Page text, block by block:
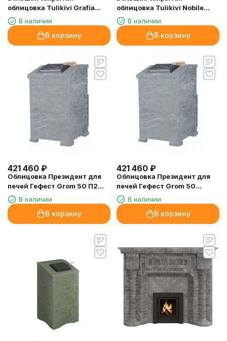
облицовка Tulikivi Grafia
Высота 1885мм, чугунная
дверца сверху
В наличии
В корзину
облицовка Tulikivi Nobile
Высота 1885мм, чугунная
дверца сверху
В наличии
В корзину
421 460 ₽
Облицовка Президент для
печей Гефест Grom 50 П2
Талькомагнезит (1220/60)
В наличии
В корзину
421 460 ₽
Облицовка Президент для
печей Гефест Grom 50
Талькомагнезит (1200/60)
В наличии
В корзину